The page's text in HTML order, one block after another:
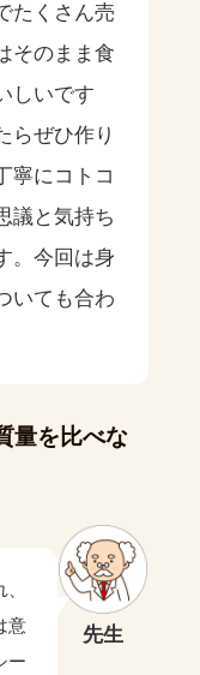
たくさん売
そのまま食
しいです
らぜひ作り
寧にコトコ
議と気持ち
。今回は身
いても合わ
量を比べな
意
ー
先生